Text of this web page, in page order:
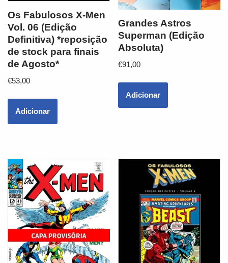
Os Fabulosos X-Men
Vol. 06 (Edição
Definitiva) *reposição
de stock para finais
de Agosto*
€53,00
Adicionar
Grandes Astros
Superman (Edição
Absoluta)
€91,00
Adicionar